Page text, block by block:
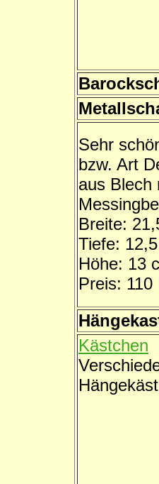
Sehr
bzw. Art
aus Blech
Breite:
Tiefe: 12,5
Höhe: 13
Preis: 110
Kästchen